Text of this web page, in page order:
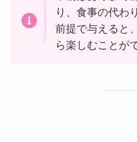
り、食事の代わ
前提で与えると
ら楽しむことが